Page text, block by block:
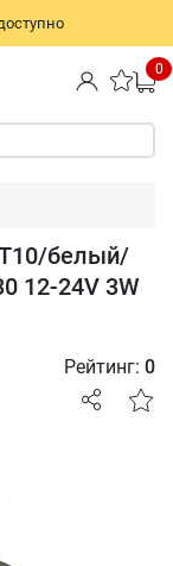
0
белый/
12-24V 3W
Рейтинг: 0